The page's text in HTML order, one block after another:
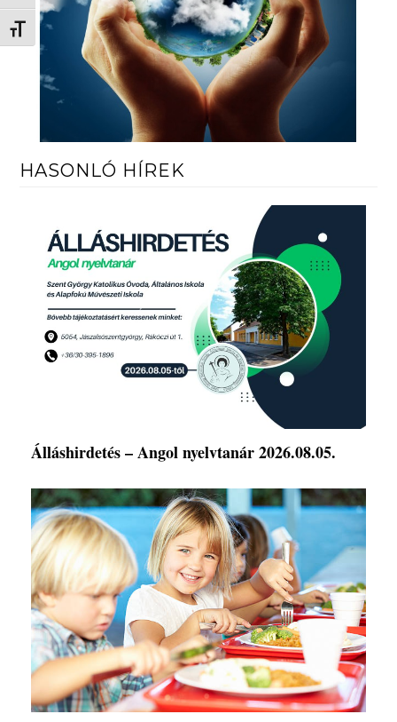
Betűméret váltása
HASONLÓ HÍREK
Álláshirdetés – Angol nyelvtanár 2026.08.05.